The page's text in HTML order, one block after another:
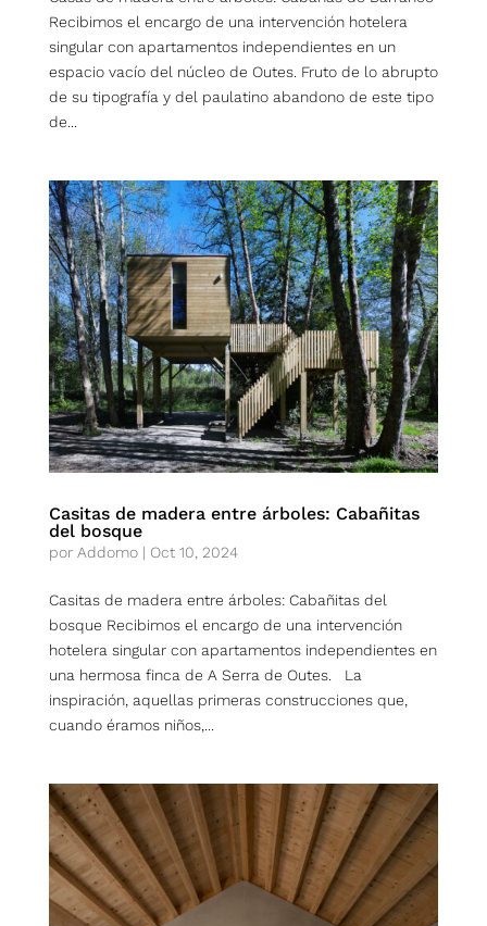
Recibimos el encargo de una intervención hotelera
singular con apartamentos independientes en un
espacio vacío del núcleo de Outes. Fruto de lo abrupto
de su tipografía y del paulatino abandono de este tipo
de...
Casitas de madera entre árboles: Cabañitas
del bosque
por Addomo| Oct 10, 2024
Casitas de madera entre árboles: Cabañitas del
bosque Recibimos el encargo de una intervención
hotelera singular con apartamentos independientes en
una hermosa finca de A Serra de Outes. La
inspiración, aquellas primeras construcciones que,
cuando éramos niños,...